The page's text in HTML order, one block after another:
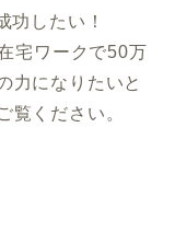
功したい！
宅ワークで50万
力になりたいと
覧ください。